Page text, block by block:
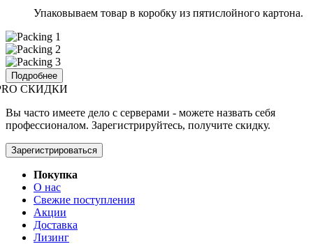
Упаковываем товар в коробку из пятислойного картона.
Подробнее
СКИДКИ
Вы часто имеете дело с серверами - можете назвать себя
профессионалом. Зарегистрируйтесь, получите скидку.
Зарегистрироваться
Покупка
О нас
Свежие поступления
Акции
Доставка
Лизинг